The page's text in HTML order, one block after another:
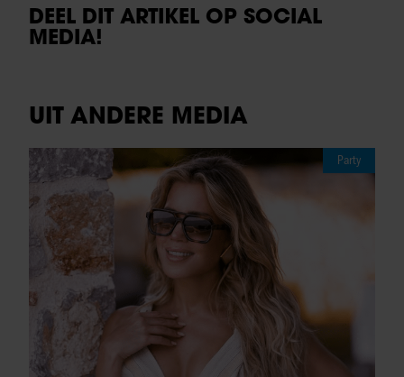
DEEL DIT ARTIKEL OP SOCIAL
MEDIA!
UIT ANDERE MEDIA
Party